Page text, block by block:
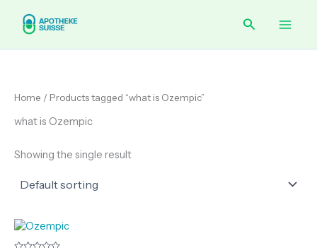
content
Search
Home / Products tagged “what is Ozempic”
what is Ozempic
Showing the single result